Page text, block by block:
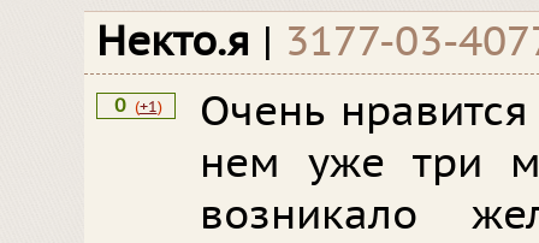
Некто.я | 3177-03-
0 (+1)
Очень
нем уже три
возникало